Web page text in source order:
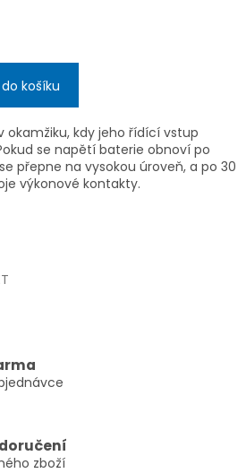
košíku
okamžiku, kdy jeho řídící vstup
se napětí baterie obnoví po
přepne na vysokou úroveň, a po 30
výkonové kontakty.
zboží